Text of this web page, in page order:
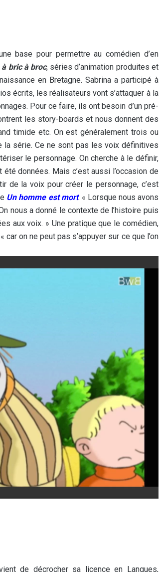
base pour permettre au comédien d’en
bric à broc, séries d’animation produites et
en Bretagne. Sabrina a participé à
écrits, les réalisateurs vont s’attaquer à la
Pour ce faire, ils ont besoin d’un pré-
les story-boards et nous donnent des
timide etc. On est généralement trois ou
série. Ce ne sont pas les voix définitives
le personnage. On cherche à le définir,
données. Mais c’est aussi l’occasion de
de la voix pour créer le personnage, c’est
Un homme est mort. « Lorsque nous avons
nous a donné le contexte de l’histoire puis
aux voix. » Une pratique que le comédien,
car on ne peut pas s’appuyer sur ce que l’on
de décrocher sa licence en Langues,